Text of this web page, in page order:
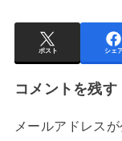
ポスト シェ
コメントを残す
メールアドレス